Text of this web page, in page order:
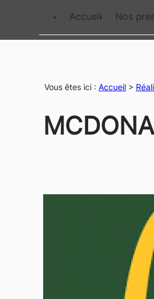
Accueil Nos
Vous êtes ici : Accueil >